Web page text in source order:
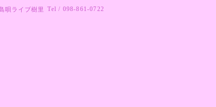
唄ライブ樹里 Tel / 098-861-0722